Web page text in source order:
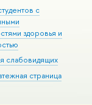
с
здоровья и
слабовидящих
страница